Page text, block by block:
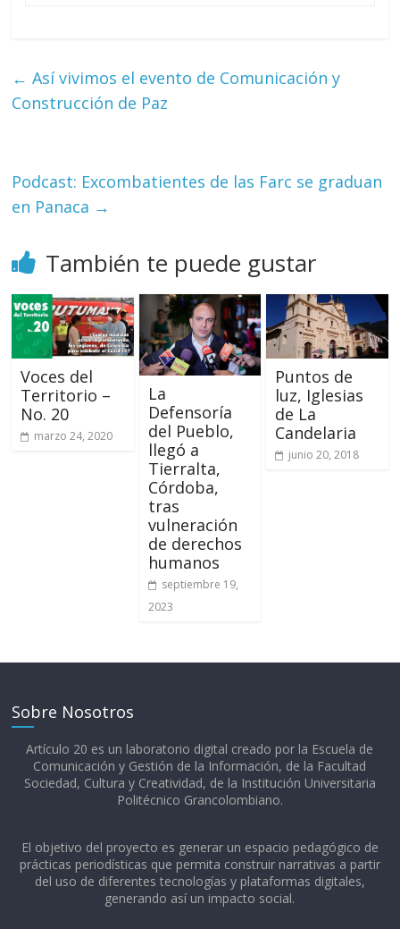
← Así vivimos el evento de Comunicación y
Construcción de Paz
Podcast: Excombatientes de las Farc se graduan
en Panaca →
También te puede gustar
Voces del
Territorio –
No. 20
marzo 24, 2020
La
Defensoría
del Pueblo,
llegó a
Tierralta,
Córdoba,
tras
vulneración
de derechos
humanos
septiembre 19,
2023
Puntos de
luz, Iglesias
de La
Candelaria
junio 20, 2018
Sobre Nosotros
Artículo 20 es un laboratorio digital creado por la Escuela de
Comunicación y Gestión de la Información, de la Facultad
Sociedad, Cultura y Creatividad, de la Institución Universitaria
Politécnico Grancolombiano.​
El objetivo del proyecto es generar un espacio pedagógico de
prácticas periodísticas que permita construir narrativas a partir
del uso de diferentes tecnologías y plataformas digitales,
generando así un impacto social.